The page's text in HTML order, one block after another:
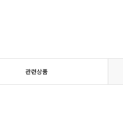
관련상품